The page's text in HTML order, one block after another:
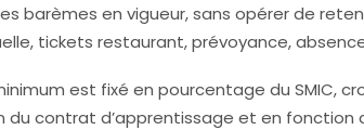
barèmes en vigueur, sans opérer de
tickets restaurant, prévoyance,
est fixé en pourcentage du SMIC,
du contrat d’apprentissage et en fonction